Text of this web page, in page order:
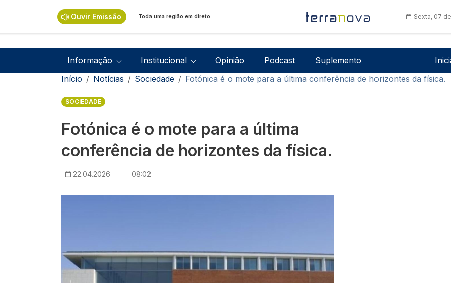
Ouvir Emissão Toda uma região em direto Sexta, 07
Navegação principal
Informação Institucional Opinião Podcast Suplemento
Navegação estrutural
Início Notícias Sociedade Fotónica é o mote para a última conferência de horizontes da física.
SOCIEDADE
Fotónica é o mote para a última
conferência de horizontes da física.
22.04.2026 08:02